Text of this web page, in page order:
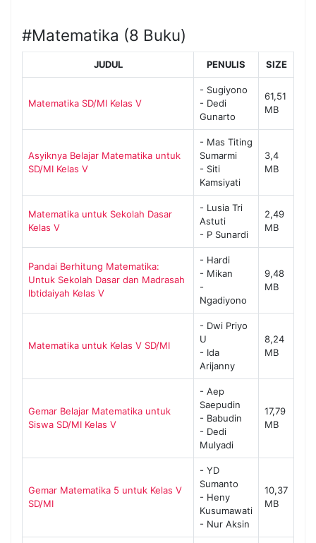
#Matematika (8 Buku)
JUDUL PENULIS SIZE
Matematika SD/MI Kelas V
- Sugiyono
- Dedi
Gunarto
61,51
MB
Asyiknya Belajar Matematika untuk
SD/MI Kelas V
- Mas Titing
Sumarmi
- Siti
Kamsiyati
3,4
MB
Matematika untuk Sekolah Dasar
Kelas V
- Lusia Tri
Astuti
- P Sunardi
2,49
MB
Pandai Berhitung Matematika:
Untuk Sekolah Dasar dan Madrasah
Ibtidaiyah Kelas V
- Hardi
- Mikan
-
Ngadiyono
9,48
MB
Matematika untuk Kelas V SD/MI
- Dwi Priyo
U
- Ida
Arijanny
8,24
MB
Gemar Belajar Matematika untuk
Siswa SD/MI Kelas V
- Aep
Saepudin
- Babudin
- Dedi
Mulyadi
17,79
MB
Gemar Matematika 5 untuk Kelas V
SD/MI
- YD
Sumanto
- Heny
Kusumawati
- Nur Aksin
10,37
MB